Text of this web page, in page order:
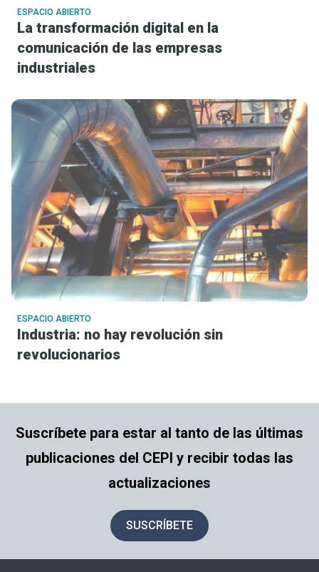
ESPACIO ABIERTO
La transformación digital en la
comunicación de las empresas
industriales
ESPACIO ABIERTO
Industria: no hay revolución sin
revolucionarios
Suscríbete para estar al tanto de las últimas
publicaciones del CEPI y recibir todas las
actualizaciones
SUSCRÍBETE